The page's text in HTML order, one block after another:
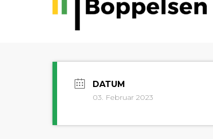
03. Februar 2023